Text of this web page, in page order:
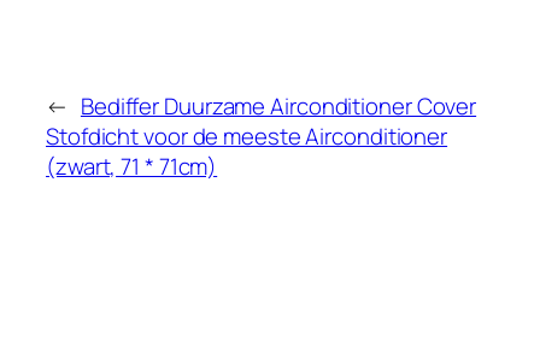
← Bediffer Duurzame Airconditioner Cover
Stofdicht voor de meeste Airconditioner
(zwart, 71 * 71cm)